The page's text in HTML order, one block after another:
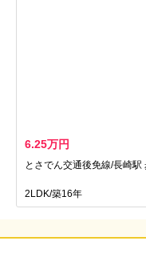
6.25万円
とさでん交通後免線/長崎駅
2LDK/築16年